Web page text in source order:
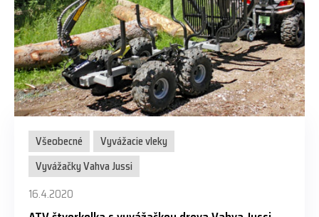
Všeobecné
Vyvážacie vleky
Vyvážačky Vahva Jussi
16.4.2020